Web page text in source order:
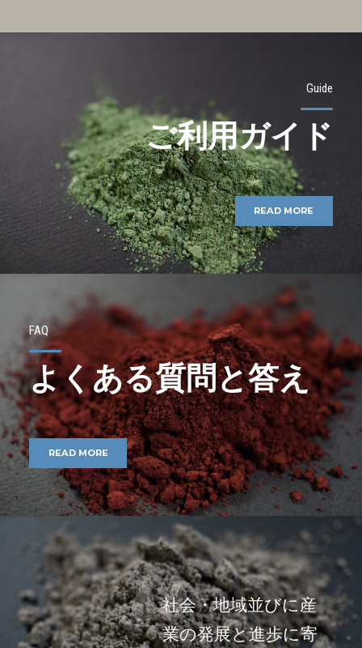
Guide
ご利用ガイド
READ MORE
FAQ
よくある質問と答え
READ MORE
社会・地域並びに産
業の発展と進歩に寄